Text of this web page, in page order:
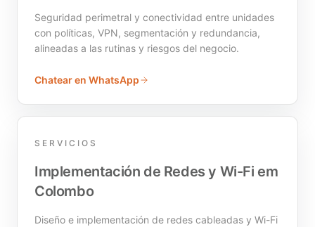
Seguridad perimetral y conectividad entre unidades
con políticas, VPN, segmentación y redundancia,
alineadas a las rutinas y riesgos del negocio.
Chatear en WhatsApp
SERVICIOS
Implementación de Redes y Wi-Fi em
Colombo
Diseño e implementación de redes cableadas y Wi-Fi